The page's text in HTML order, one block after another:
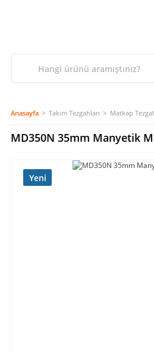
Anasayfa Takım Tezgahları Matkap
MD350N 35mm Manyetik
Yeni